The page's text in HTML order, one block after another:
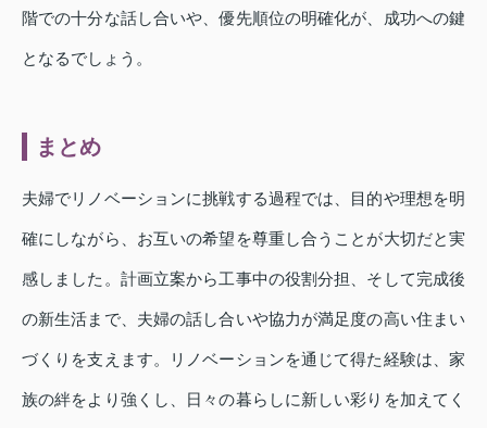
階での十分な話し合いや、優先順位の明確化が、成功への鍵
となるでしょう。
まとめ
夫婦でリノベーションに挑戦する過程では、目的や理想を明
確にしながら、お互いの希望を尊重し合うことが大切だと実
感しました。計画立案から工事中の役割分担、そして完成後
の新生活まで、夫婦の話し合いや協力が満足度の高い住まい
づくりを支えます。リノベーションを通じて得た経験は、家
族の絆をより強くし、日々の暮らしに新しい彩りを加えてく